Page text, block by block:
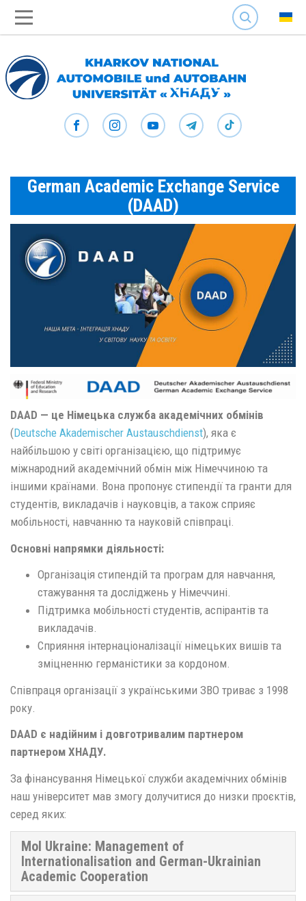
SEARCH
German Academic Exchange Service
(DAAD)
DAAD — це Німецька служба академічних обмінів
(Deutsche Akademischer Austauschdienst), яка є
найбільшою у світі організацією, що підтримує
міжнародний академічний обмін між Німеччиною та
іншими країнами. Вона пропонує стипендії та гранти для
студентів, викладачів і науковців, а також сприяє
мобільності, навчанню та науковій співпраці.
Основні напрямки діяльності:
Організація стипендій та програм для навчання,
стажування та досліджень у Німеччині.
Підтримка мобільності студентів, аспірантів та
викладачів.
Сприяння інтернаціоналізації німецьких вишів та
зміцненню германістики за кордоном.
Співпраця організації з українськими ЗВО триває з 1998
року.
DAAD є надійним і довготривалим партнером
партнером ХНАДУ.
За фінансування Німецької служби академічних обмінів
наш університет мав змогу долучитися до низки проєктів,
серед яких:
MoI Ukraine: Management of
Internationalisation and German-Ukrainian
Academic Cooperation